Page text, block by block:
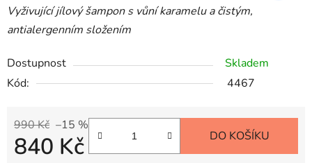
Vyživující jílový šampon s vůní karamelu a čistým,
antialergenním složením
Dostupnost
Skladem
Kód:
4467
990 Kč –15 %
840 Kč DO KOŠÍKU